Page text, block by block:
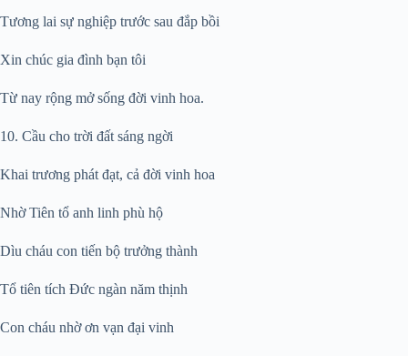
Tương lai sự nghiệp trước sau đắp bồi
Xin chúc gia đình bạn tôi
Từ nay rộng mở sống đời vinh hoa.
10. Cầu cho trời đất sáng ngời
Khai trương phát đạt, cả đời vinh hoa
Nhờ Tiên tổ anh linh phù hộ
Dìu cháu con tiến bộ trưởng thành
Tổ tiên tích Đức ngàn năm thịnh
Con cháu nhờ ơn vạn đại vinh